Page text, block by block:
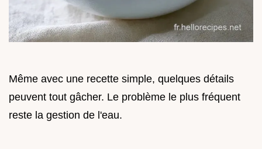
Même avec une recette simple, quelques détails
peuvent tout gâcher. Le problème le plus fréquent
reste la gestion de l'eau.